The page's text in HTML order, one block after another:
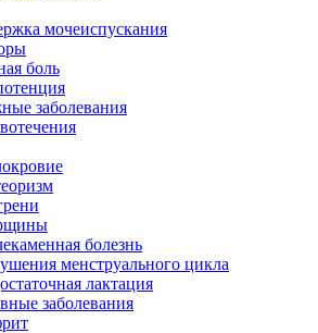
мочеиспускания
боль
заболевания
болезнь
менструального цикла
лактация
заболевания